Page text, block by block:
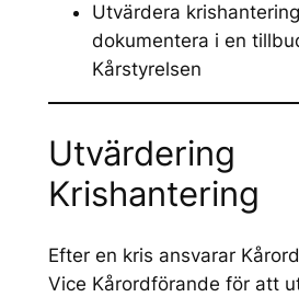
Utvärdera
dokumentera i en
Kårstyrelsen
Utvärdering
Krishantering
Efter en kris ansvarar
Vice Kårordförande för att